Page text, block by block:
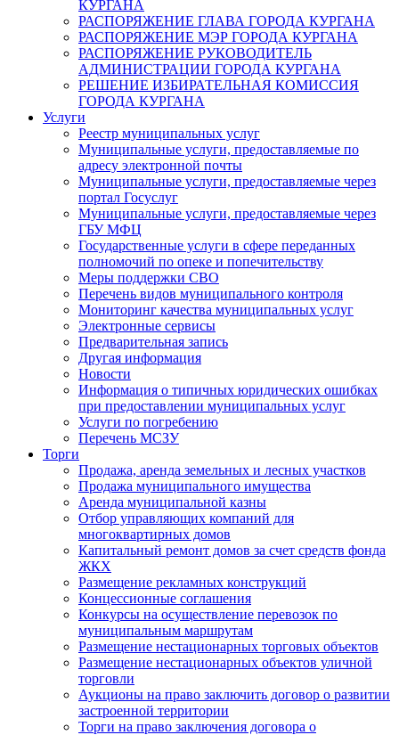
КУРГАНА
РАСПОРЯЖЕНИЕ ГЛАВА ГОРОДА КУРГАНА
РАСПОРЯЖЕНИЕ МЭР ГОРОДА КУРГАНА
РАСПОРЯЖЕНИЕ РУКОВОДИТЕЛЬ
АДМИНИСТРАЦИИ ГОРОДА КУРГАНА
РЕШЕНИЕ ИЗБИРАТЕЛЬНАЯ КОМИССИЯ
ГОРОДА КУРГАНА
Услуги
Реестр муниципальных услуг
Муниципальные услуги, предоставляемые по
адресу электронной почты
Муниципальные услуги, предоставляемые через
портал Госуслуг
Муниципальные услуги, предоставляемые через
ГБУ МФЦ
Государственные услуги в сфере переданных
полномочий по опеке и попечительству
Меры поддержки СВО
Перечень видов муниципального контроля
Мониторинг качества муниципальных услуг
Электронные сервисы
Предварительная запись
Другая информация
Новости
Информация о типичных юридических ошибках
при предоставлении муниципальных услуг
Услуги по погребению
Перечень МСЗУ
Торги
Продажа, аренда земельных и лесных участков
Продажа муниципального имущества
Аренда муниципальной казны
Отбор управляющих компаний для
многоквартирных домов
Капитальный ремонт домов за счет средств фонда
ЖКХ
Размещение рекламных конструкций
Концессионные соглашения
Конкурсы на осуществление перевозок по
муниципальным маршрутам
Размещение нестационарных торговых объектов
Размещение нестационарных объектов уличной
торговли
Аукционы на право заключить договор о развитии
застроенной территории
Торги на право заключения договора о